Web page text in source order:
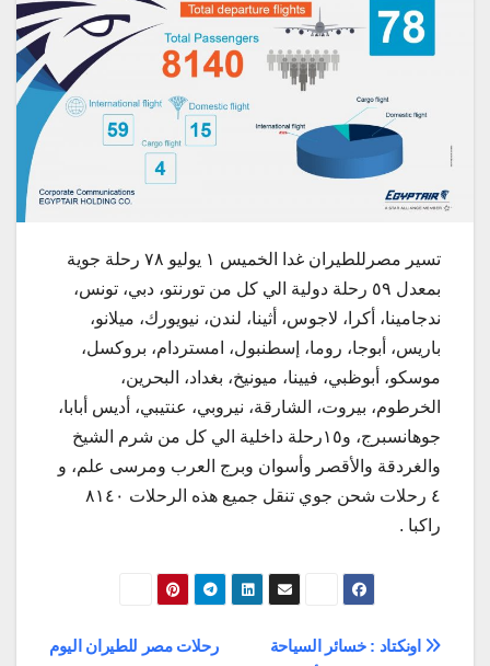
تسير مصرللطيران غدا الخميس ١ يوليو ٧٨ رحلة جوية
بمعدل ٥٩ رحلة دولية الي كل من تورنتو، دبي، تونس،
ندجامينا، أكرا، لاجوس، أثينا، لندن، نيويورك، ميلانو،
باريس، أبوجا، روما، إسطنبول، امستردام، بروكسل،
موسكو، أبوظبي، فيينا، ميونيخ، بغداد، البحرين،
الخرطوم، بيروت، الشارقة، نيروبي، عنتيبي، أديس أبابا،
جوهانسبرج، و١٥رحلة داخلية الي كل من شرم الشيخ
والغردقة والأقصر وأسوان وبرج العرب ومرسى علم، و
٤ رحلات شحن جوي تنقل جميع هذه الرحلات ٨١٤٠
راكبا .
تصفّح
رحلات مصر للطيران اليوم
اونكتاد : خسائر السياحة